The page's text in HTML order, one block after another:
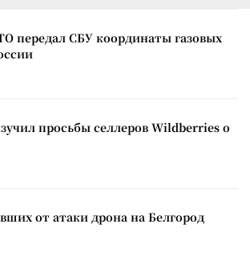
передал СБУ координаты газовых
просьбы селлеров Wildberries о
от атаки дрона на Белгород